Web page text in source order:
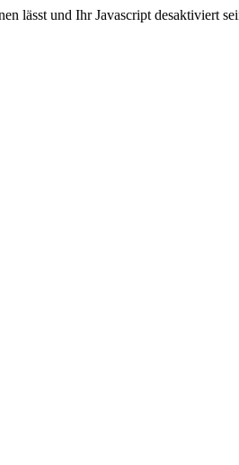
lässt und Ihr Javascript desaktiviert